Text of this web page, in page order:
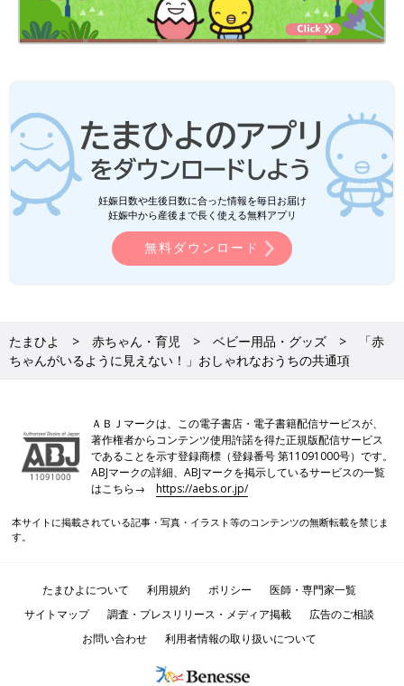
妊娠日数や生後日数に合った情報を毎日お届け
妊娠中から産後まで長く使える無料アプリ
無料ダウンロード
たまひよ 赤ちゃん・育児 ベビー用品・グッズ
「赤
ちゃんがいるように見えない！」おしゃれなおうちの共通項
ＡＢＪマークは、この電子書店・電子書籍配信サービスが、
著作権者からコンテンツ使用許諾を得た正規版配信サービス
であることを示す登録商標（登録番号 第11091000号）です。
ABJマークの詳細、ABJマークを掲示しているサービスの一覧
はこちら→https://aebs.or.jp/
本サイトに掲載されている記事・写真・イラスト等のコンテンツの無断転載を禁じま
す。
たまひよについて 利用規約 ポリシー
医師・専門家一覧
サイトマップ
調査・プレスリリース・メディア掲載
広告のご相談
お問い合わせ
利用者情報の取り扱いについて